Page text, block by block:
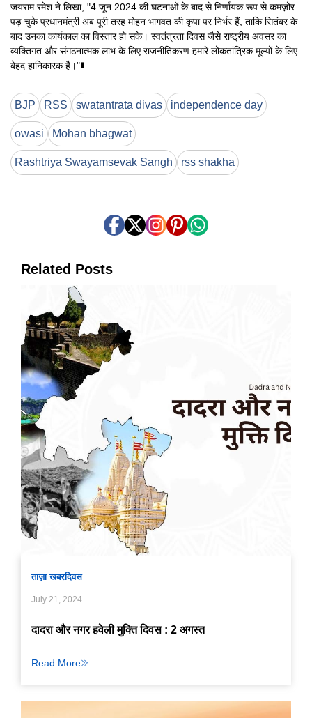
जयराम रमेश ने लिखा, "4 जून 2024 की घटनाओं के बाद से निर्णायक रूप से कमज़ोर
पड़ चुके प्रधानमंत्री अब पूरी तरह मोहन भागवत की कृपा पर निर्भर हैं, ताकि सितंबर के
बाद उनका कार्यकाल का विस्तार हो सके। स्वतंत्रता दिवस जैसे राष्ट्रीय अवसर का
व्यक्तिगत और संगठनात्मक लाभ के लिए राजनीतिकरण हमारे लोकतांत्रिक मूल्यों के लिए
बेहद हानिकारक है।"∎
BJP RSS swatantrata divas independence day
owasi Mohan bhagwat
Rashtriya Swayamsevak Sangh rss shakha
Related Posts
ताज़ा खबरदिवस
July 21, 2024
दादरा और नगर हवेली मुक्ति दिवस : 2 अगस्त
Read More